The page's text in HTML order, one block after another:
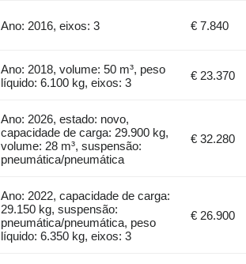
Ano: 2016, eixos: 3 € 7.840
Ano: 2018, volume: 50 m³, peso
líquido: 6.100 kg, eixos: 3
€ 23.370
Ano: 2026, estado: novo,
capacidade de carga: 29.900 kg,
volume: 28 m³, suspensão:
pneumática/pneumática
€ 32.280
Ano: 2022, capacidade de carga:
29.150 kg, suspensão:
pneumática/pneumática, peso
líquido: 6.350 kg, eixos: 3
€ 26.900